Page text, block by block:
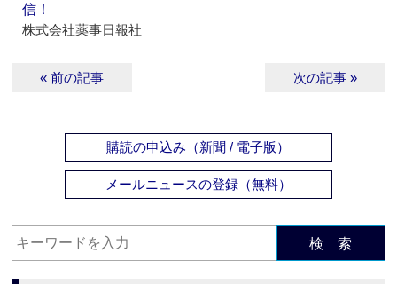
信！
株式会社薬事日報社
« 前の記事 次の記事 »
購読の申込み（新聞 / 電子版）
メールニュースの登録（無料）
検 索